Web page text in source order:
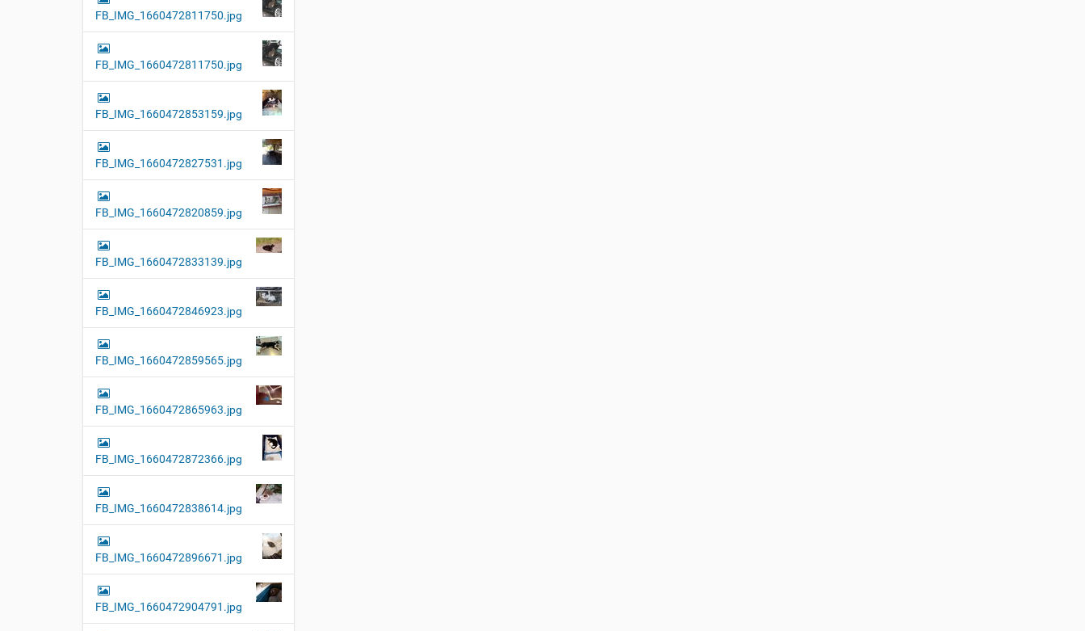
FB_IMG_1660472811750.jpg
FB_IMG_1660472811750.jpg
FB_IMG_1660472853159.jpg
FB_IMG_1660472827531.jpg
FB_IMG_1660472820859.jpg
FB_IMG_1660472833139.jpg
FB_IMG_1660472846923.jpg
FB_IMG_1660472859565.jpg
FB_IMG_1660472865963.jpg
FB_IMG_1660472872366.jpg
FB_IMG_1660472838614.jpg
FB_IMG_1660472896671.jpg
FB_IMG_1660472904791.jpg